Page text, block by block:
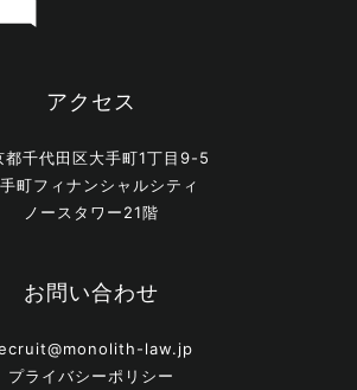
アクセス
都千代田区大手町1丁目9-5
町フィナンシャルシティ
ノースタワー21階
お問い合わせ
law.jp
プライバシーポリシー